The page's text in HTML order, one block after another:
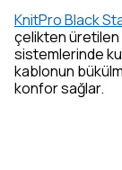
KnitPro Black
çelikten üretilen
sistemlerinde
kablonun
konfor sağlar.